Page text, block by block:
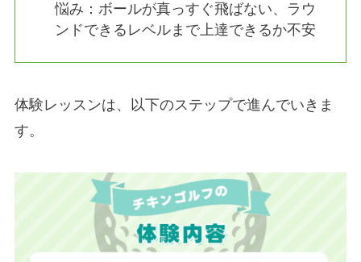
悩み：ボールが真っすぐ飛ばない、ラウ
ンドできるレベルまで上達できるか不安
体験レッスンは、以下のステップで進んでいきま
す。